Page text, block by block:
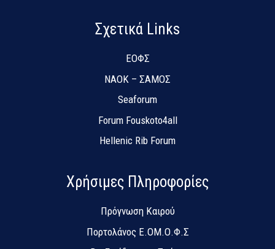
Σχετικά Links
ΕΟΦΣ
NAOK – ΣΑΜΟΣ
Seaforum
Forum Fouskoto4all
Hellenic Rib Forum
Χρήσιμες Πληροφορίες
Πρόγνωση Καιρού
Πορτολάνος Ε.ΟΜ.Ο.Φ.Σ